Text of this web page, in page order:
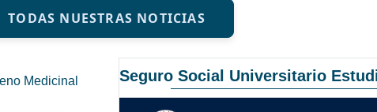
TODAS NUESTRAS NOTICIAS
Medicinal
Seguro Social Universitario